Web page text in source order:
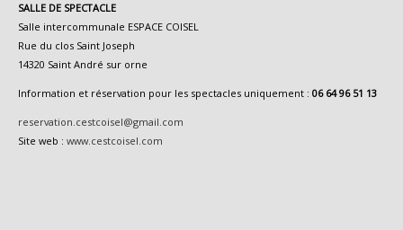
SALLE DE SPECTACLE
Salle intercommunale ESPACE COISEL
Rue du clos Saint Joseph
14320 Saint André sur orne
Information et réservation pour les spectacles uniquement : 06 64 96 51 13
reservation.cestcoisel@gmail.com
Site web : www.cestcoisel.com